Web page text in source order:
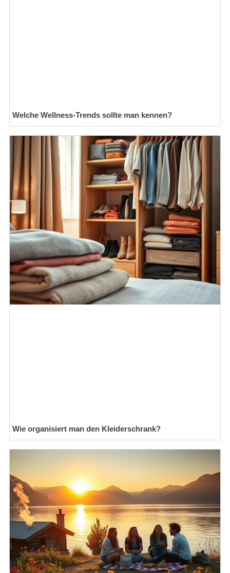
Welche Wellness-Trends sollte man kennen?
Wie organisiert man den Kleiderschrank?